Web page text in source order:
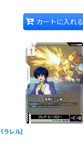
カートに入れる
ラレル]